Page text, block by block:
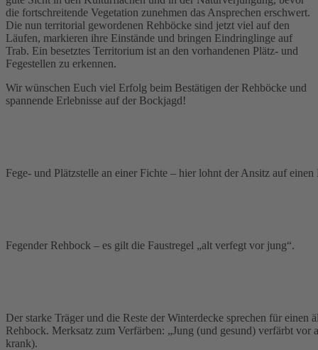
die fortschreitende Vegetation zunehmen das Ansprechen erschwert.
Die nun territorial gewordenen Rehböcke sind jetzt viel auf den
Läufen, markieren ihre Einstände und bringen Eindringlinge auf
Trab. Ein besetztes Territorium ist an den vorhandenen Plätz- und
Fegestellen zu erkennen.
Wir wünschen Euch viel Erfolg beim Bestätigen der Rehböcke und
spannende Erlebnisse auf der Bockjagd!
Fege- und Plätzstelle an einer Fichte – hier lohnt der Ansitz auf
Fegender Rehbock – es gilt die Faustregel „alt verfegt vor jung“.
Der starke Träger und die Reste der Winterdecke sprechen für einen
Rehbock. Merksatz zum Verfärben: „Jung (und gesund) verfärbt vor
krank).